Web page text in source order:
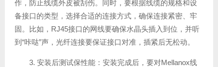
作，防止线缆外皮被刮伤。同时，要根据线缆的规格和设
备接口的类型，选择合适的连接方式，确保连接紧密、牢
固。比如，RJ45接口的网线要确保水晶头插入到位，并听
到“咔哒”声，光纤连接要保证接口对准，插紧后无松动。
3. 安装后测试保性能：安装完成后，要对Mellanox线